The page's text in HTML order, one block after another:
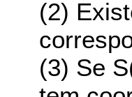
(2)
(3) Se